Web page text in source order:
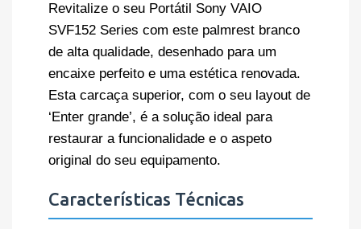
Revitalize o seu Portátil Sony VAIO
SVF152 Series com este palmrest branco
de alta qualidade, desenhado para um
encaixe perfeito e uma estética renovada.
Esta carcaça superior, com o seu layout de
‘Enter grande’, é a solução ideal para
restaurar a funcionalidade e o aspeto
original do seu equipamento.
Características Técnicas